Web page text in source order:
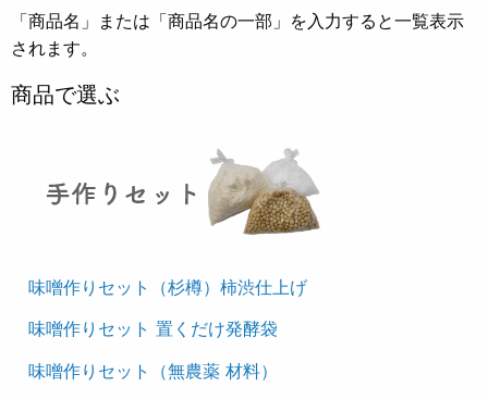
「商品名」または「商品名の一部」を入力すると一覧表示
されます。
商品で選ぶ
味噌作りセット（杉樽）柿渋仕上げ
味噌作りセット 置くだけ発酵袋
味噌作りセット（無農薬 材料）